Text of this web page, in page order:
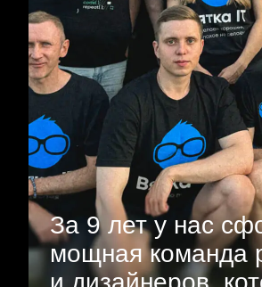
За 9 лет у нас
мощная команда